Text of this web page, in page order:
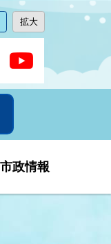
に
変
文
字
サ
イ
拡大
に
変
市政情報